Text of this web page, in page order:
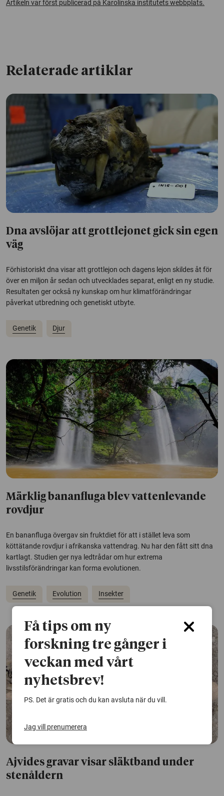
Artikeln var först publicerad på Karolinska institutets webbplats.
Relaterade artiklar
Dna avslöjar att grottlejonet gick sin egen
väg
Förhistoriskt dna visar att grottlejon och dagens lejon skildes åt för
över en miljon år sedan och utvecklades separat, enligt en ny studie.
Resultaten ger också ny kunskap om hur klimatförändringar
påverkat utbredning och genetiskt utbyte.
Genetik Djur
Märklig bananfluga blev vattenlevande
rovdjur
En bananfluga övergav sin fruktdiet för att i stället leva som
köttätande rovdjur i afrikanska vattendrag. Nu har den fått sitt dna
kartlagt. Studien ger nya ledtrådar om hur extrema
livsstilsförändringar kan forma evolutionen.
Genetik Evolution Insekter
Ajvides gravar visar släktband under
stenåldern
Få tips om ny
forskning tre gånger i
veckan med vårt
nyhetsbrev!
PS. Det är gratis och du kan avsluta när du vill.
Jag vill prenumerera